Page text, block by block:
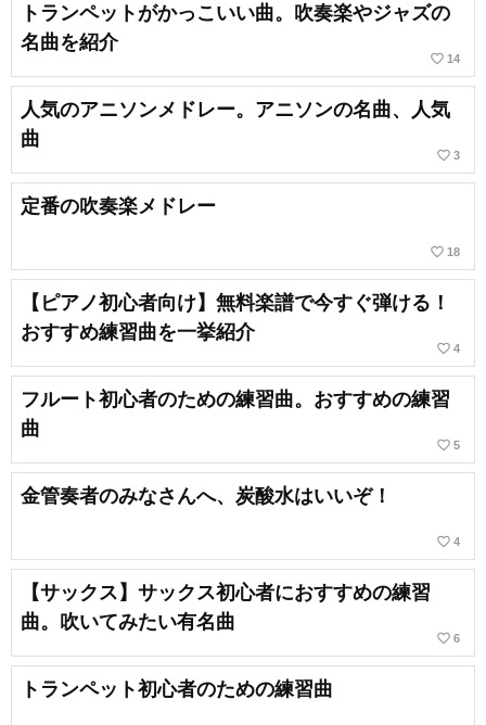
トランペットがかっこいい曲。吹奏楽やジャズの
名曲を紹介
favorite_border 14
人気のアニソンメドレー。アニソンの名曲、人気
曲
favorite_border 3
定番の吹奏楽メドレー
favorite_border 18
【ピアノ初心者向け】無料楽譜で今すぐ弾ける！
おすすめ練習曲を一挙紹介
favorite_border 4
フルート初心者のための練習曲。おすすめの練習
曲
favorite_border 5
金管奏者のみなさんへ、炭酸水はいいぞ！
favorite_border 4
【サックス】サックス初心者におすすめの練習
曲。吹いてみたい有名曲
favorite_border 6
トランペット初心者のための練習曲